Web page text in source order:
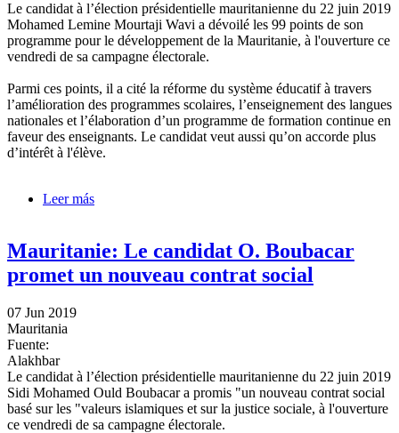
Le candidat à l’élection présidentielle mauritanienne du 22 juin 2019
Mohamed Lemine Mourtaji Wavi a dévoilé les 99 points de son
programme pour le développement de la Mauritanie, à l'ouverture ce
vendredi de sa campagne électorale.
Parmi ces points, il a cité la réforme du système éducatif à travers
l’amélioration des programmes scolaires, l’enseignement des langues
nationales et l’élaboration d’un programme de formation continue en
faveur des enseignants. Le candidat veut aussi qu’on accorde plus
d’intérêt à l'élève.
Leer más
Mauritanie: Le candidat O. Boubacar
promet un nouveau contrat social
07 Jun 2019
Mauritania
Fuente:
Alakhbar
Le candidat à l’élection présidentielle mauritanienne du 22 juin 2019
Sidi Mohamed Ould Boubacar a promis "un nouveau contrat social
basé sur les "valeurs islamiques et sur la justice sociale, à l'ouverture
ce vendredi de sa campagne électorale.